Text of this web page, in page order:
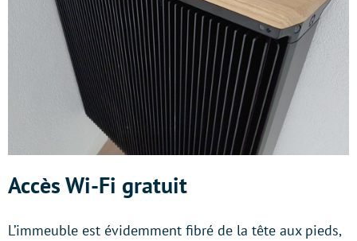
Accès Wi-Fi gratuit
L’immeuble est évidemment fibré de la tête aux pieds,